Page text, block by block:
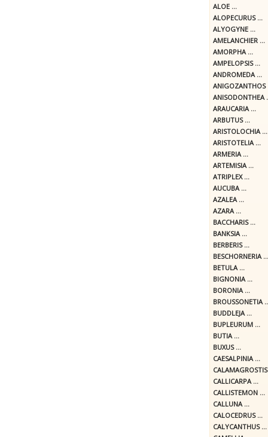
ALOE ...
ALOPECURUS ...
ALYOGYNE ...
AMELANCHIER ...
AMORPHA ...
AMPELOPSIS ...
ANDROMEDA ...
ANIGOZANTHOS
ANISODONTHEA
ARAUCARIA ...
ARBUTUS ...
ARISTOLOCHIA ...
ARISTOTELIA ...
ARMERIA ...
ARTEMISIA ...
ATRIPLEX ...
AUCUBA ...
AZALEA ...
AZARA ...
BACCHARIS ...
BANKSIA ...
BERBERIS ...
BESCHORNERIA ...
BETULA ...
BIGNONIA ...
BORONIA ...
BROUSSONETIA
BUDDLEJA ...
BUPLEURUM ...
BUTIA ...
BUXUS ...
CAESALPINIA ...
CALLICARPA ...
CALLISTEMON ...
CALLUNA ...
CALOCEDRUS ...
CALYCANTHUS ...